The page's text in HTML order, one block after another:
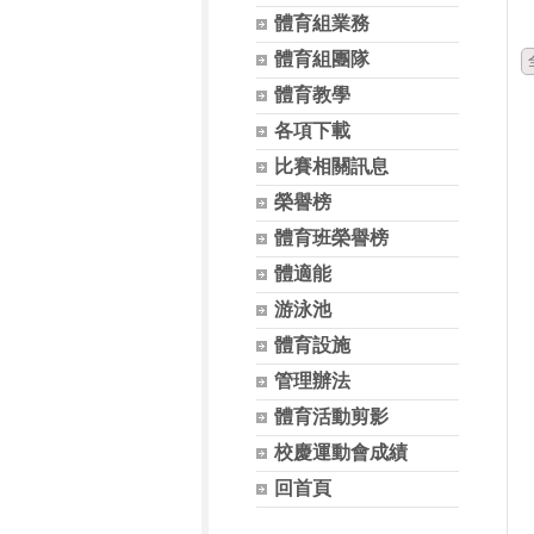
體育組業務
體育組團隊
體育教學
各項下載
比賽相關訊息
榮譽榜
體育班榮譽榜
體適能
游泳池
體育設施
管理辦法
體育活動剪影
校慶運動會成績
回首頁